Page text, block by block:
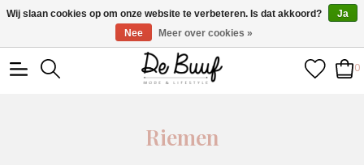
• Wekelijks nieuwe items • Gratis verzending >€100,- •
Verzonden binnen 1-3 werkdagen
0
Riemen
Wij slaan cookies op om onze website te verbeteren. Is dat akkoord?
Ja
Nee
Meer over cookies »